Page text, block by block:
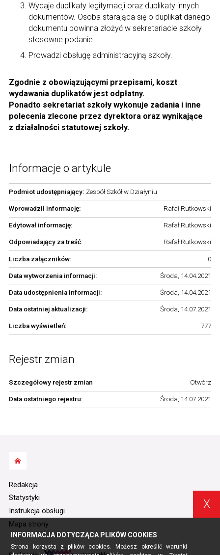
Wydaje duplikaty legitymacji oraz duplikaty innych
dokumentów. Osoba starająca się o duplikat danego
dokumentu powinna złożyć w sekretariacie szkoły
stosowne podanie.
Prowadzi obsługę administracyjną szkoły.
Zgodnie z obowiązującymi przepisami, koszt
wydawania duplikatów jest odpłatny.
Ponadto sekretariat szkoły wykonuje zadania i inne
polecenia zlecone przez dyrektora oraz wynikające
z działalności statutowej szkoły.
Informacje o artykule
Podmiot udostępniający: Zespół Szkół w Działyniu
Wprowadził informację: Rafał Rutkowski
Edytował informację: Rafał Rutkowski
Odpowiadający za treść: Rafał Rutkowski
Liczba załączników: 0
Data wytworzenia informacji: Środa, 14.04.2021
Data udostępnienia informacji: Środa, 14.04.2021
Data ostatniej aktualizacji: Środa, 14.07.2021
Liczba wyświetleń: 777
Rejestr zmian
Szczegółowy rejestr zmian Otwórz
Data ostatniego rejestru: Środa, 14.07.2021
Redakcja
Statystyki
Instrukcja obsługi
Mapa strony
X
INFORMACJA DOTYCZĄCA PLIKÓW COOKIES
Strona korzysta z plików cookies. Możesz określić warunki